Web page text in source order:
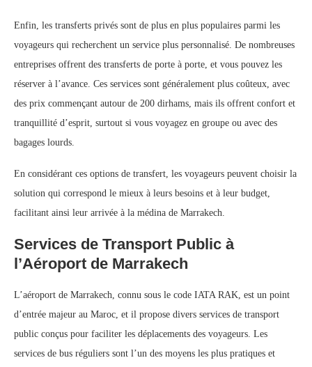
Enfin, les transferts privés sont de plus en plus populaires parmi les
voyageurs qui recherchent un service plus personnalisé. De nombreuses
entreprises offrent des transferts de porte à porte, et vous pouvez les
réserver à l’avance. Ces services sont généralement plus coûteux, avec
des prix commençant autour de 200 dirhams, mais ils offrent confort et
tranquillité d’esprit, surtout si vous voyagez en groupe ou avec des
bagages lourds.
En considérant ces options de transfert, les voyageurs peuvent choisir la
solution qui correspond le mieux à leurs besoins et à leur budget,
facilitant ainsi leur arrivée à la médina de Marrakech.
Services de Transport Public à
l’Aéroport de Marrakech
L’aéroport de Marrakech, connu sous le code IATA RAK, est un point
d’entrée majeur au Maroc, et il propose divers services de transport
public conçus pour faciliter les déplacements des voyageurs. Les
services de bus réguliers sont l’un des moyens les plus pratiques et